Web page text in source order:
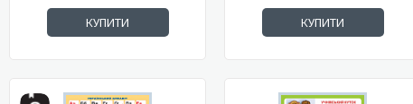
КУПИТИ КУПИТИ